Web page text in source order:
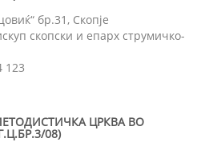
бр.31, Скопје
скопски и епарх струмичко-
123
ЦРКВА ВО
08)